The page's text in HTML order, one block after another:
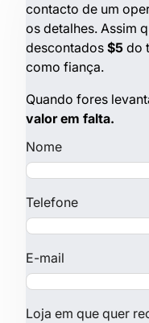
contacto de um
os detalhes. Assim
descontados $5 do
como fiança.
Quando fores
valor em falta.
Nome
Telefone
E-mail
Loja em que quer